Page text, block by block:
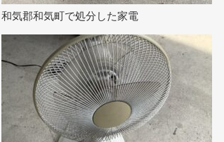
和気郡和気町で処分した家電